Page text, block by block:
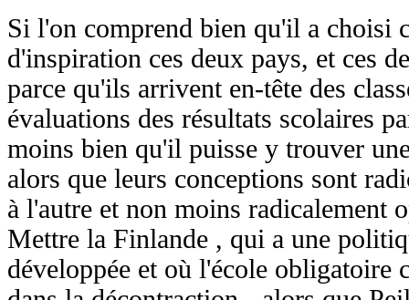
Si l'on comprend bien qu'il a choisi
d'inspiration ces deux pays, et ces
parce qu'ils arrivent en-tête des
évaluations des résultats scolaires
moins bien qu'il puisse y trouver
alors que leurs conceptions sont
à l'autre et non moins radicalement
Mettre la Finlande , qui a une
développée et où l'école obligatoire